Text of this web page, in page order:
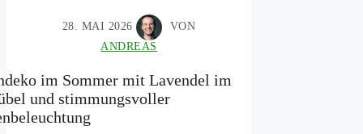
28. MAI 2026
VON
ANDREAS